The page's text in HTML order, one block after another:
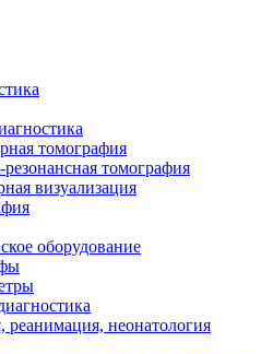
томография
томография
визуализация
оборудование
реанимация, неонатология